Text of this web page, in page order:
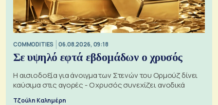
COMMODITIES 06.08.2026, 09:18
Σε υψηλό εφτά εβδομάδων ο χρυσός
Η αισιοδοξία για άνοιγμα των Στενών του Ορμούζ δίνει
καύσιμα στις αγορές - Ο χρυσός συνεχίζει ανοδικά
Τζούλη Καλημέρη